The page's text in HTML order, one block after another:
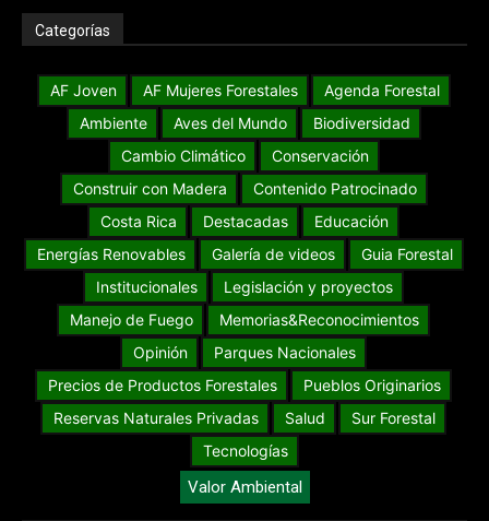
Categorías
AF Joven AF Mujeres Forestales
Agenda Forestal
Ambiente
Aves del Mundo
Biodiversidad
Cambio Climático
Conservación
Construir con Madera
Contenido Patrocinado
Costa Rica
Destacadas
Educación
Energías Renovables
Galería de videos
Guia Forestal
Institucionales
Legislación y proyectos
Manejo de Fuego
Memorias&Reconocimientos
Opinión
Parques Nacionales
Precios de Productos Forestales
Pueblos Originarios
Reservas Naturales Privadas
Salud
Sur Forestal
Tecnologías
Valor Ambiental